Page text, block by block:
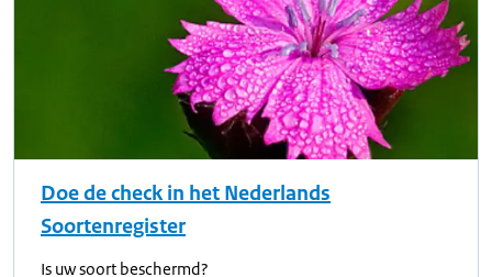
Doe de check in het Nederlands
Soortenregister
Is uw soort beschermd?